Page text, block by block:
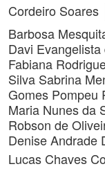
Cordeiro Soares
Barbosa
Davi Evangelista
Fabiana
Silva Sabrina
Gomes Pompeu
Maria Nunes da
Robson de
Denise Andrade
Lucas Chaves